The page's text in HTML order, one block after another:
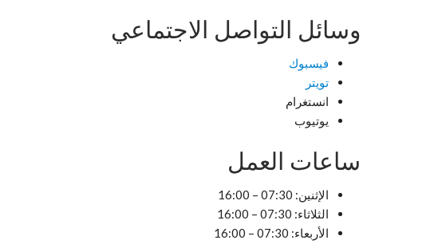
وسائل التواصل الاجتماعي
فيسبوك
تويتر
انستغرام
يوتيوب
ساعات العمل
الإثنين: 07:30 – 16:00
الثلاثاء: 07:30 – 16:00
الأربعاء: 07:30 – 16:00